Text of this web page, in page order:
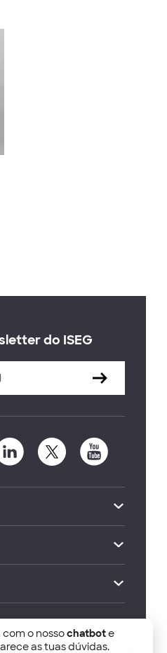
do ISEG
School of Economics
com o nossochatbote
as tuas dúvidas.